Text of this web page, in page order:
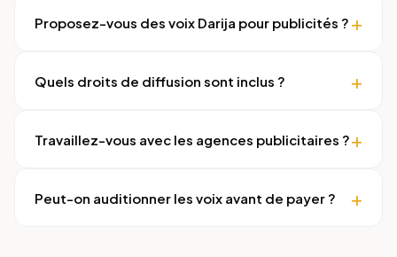
Proposez-vous des voix Darija pour publicités ?
Quels droits de diffusion sont inclus ?
Travaillez-vous avec les agences publicitaires ?
Peut-on auditionner les voix avant de payer ?